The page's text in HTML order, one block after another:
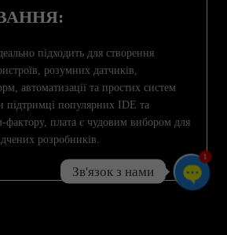
підходить для створення
розумних датчиків,
автоматизації та простих систем
підтримці популярних IDE та
плата є чудовим вибором для
розробників.
Зв'язок з нами
1